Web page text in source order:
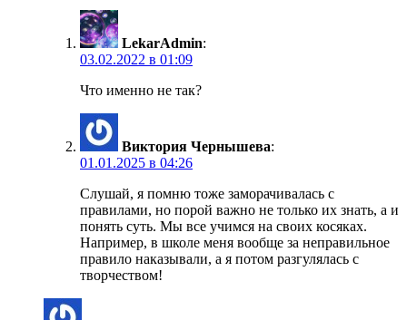
LekarAdmin:
03.02.2022 в 01:09
Что именно не так?
Виктория Чернышева:
01.01.2025 в 04:26
Слушай, я помню тоже заморачивалась с
правилами, но порой важно не только их знать, а и
понять суть. Мы все учимся на своих косяках.
Например, в школе меня вообще за неправильное
правило наказывали, а я потом разгулялась с
творчеством!